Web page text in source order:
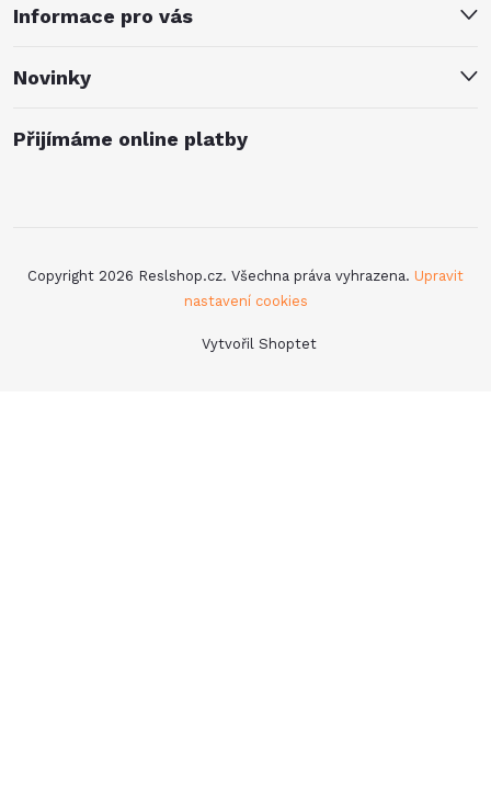
Informace pro vás
Novinky
Přijímáme online platby
Vytvořil Shoptet
Copyright 2026 Reslshop.cz. Všechna práva vyhrazena. Upravit
nastavení cookies